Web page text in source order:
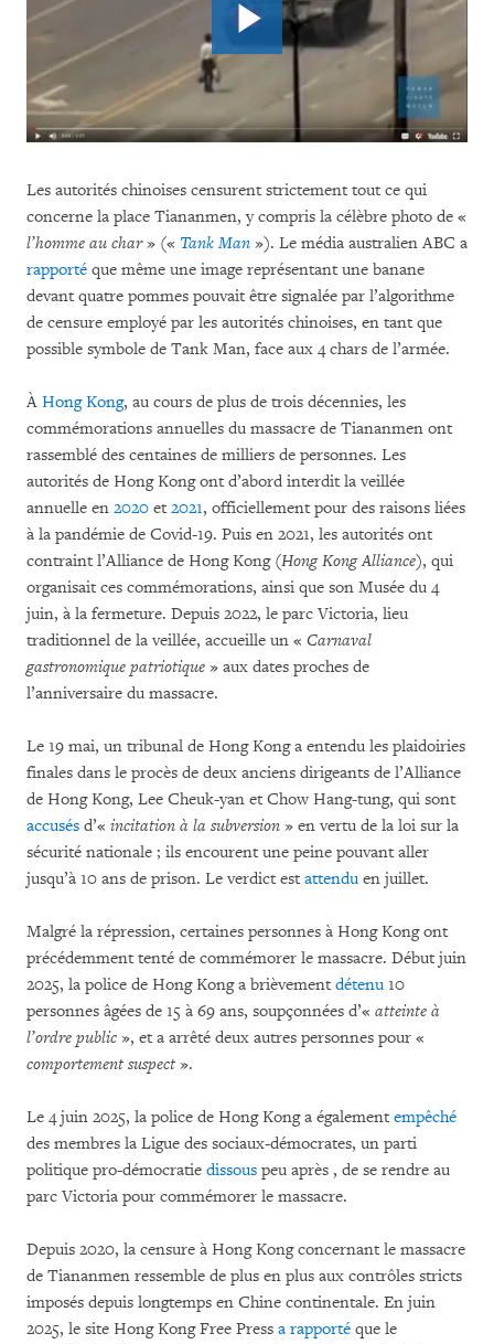
Les autorités chinoises censurent strictement tout ce qui
concerne la place Tiananmen, y compris la célèbre photo de «
l’homme au char» (« Tank Man »). Le média australien ABC a
rapporté que même une image représentant une banane
devant quatre pommes pouvait être signalée par l’algorithme
de censure employé par les autorités chinoises, en tant que
possible symbole de Tank Man, face aux 4 chars de l’armée.
À Hong Kong, au cours de plus de trois décennies, les
commémorations annuelles du massacre de Tiananmen ont
rassemblé des centaines de milliers de personnes. Les
autorités de Hong Kong ont d’abord interdit la veillée
annuelle en 2020 et 2021, officiellement pour des raisons liées
à la pandémie de Covid-19. Puis en 2021, les autorités ont
contraint l’Alliance de Hong Kong (Hong Kong Alliance), qui
organisait ces commémorations, ainsi que son Musée du 4
juin, à la fermeture. Depuis 2022, le parc Victoria, lieu
traditionnel de la veillée, accueille un « Carnaval
gastronomique patriotique » aux dates proches de
l’anniversaire du massacre.
Le 19 mai, un tribunal de Hong Kong a entendu les plaidoiries
finales dans le procès de deux anciens dirigeants de l’Alliance
de Hong Kong, Lee Cheuk-yan et Chow Hang-tung, qui sont
accusés d’« incitation à la subversion » en vertu de la loi sur la
sécurité nationale ; ils encourent une peine pouvant aller
jusqu’à 10 ans de prison. Le verdict est attenduen juillet.
Malgré la répression, certaines personnes à Hong Kong ont
précédemment tenté de commémorer le massacre. Début juin
2025, la police de Hong Kong a brièvement détenu10
personnes âgées de 15 à 69 ans, soupçonnées d’« atteinte à
l’ordre public », et a arrêté deux autres personnes pour «
comportement suspect ».
Le 4 juin 2025, la police de Hong Kong a également empêché
des membres la Ligue des sociaux-démocrates, un parti
politique pro-démocratie dissous peu après , de se rendre au
parc Victoria pour commémorer le massacre.
Depuis 2020, la censure à Hong Kong concernant le massacre
de Tiananmen ressemble de plus en plus aux contrôles stricts
imposés depuis longtemps en Chine continentale. En juin
2025, le site Hong Kong Free Press a rapporté que le